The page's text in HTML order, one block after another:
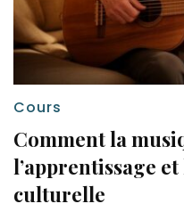
Cours
Comment la
l’apprentissage
culturelle